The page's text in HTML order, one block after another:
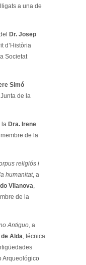
a una de
Dr. Josep
d’Història
Societat
Simó
de la
la Dra. Irene
de la
religiós i
humanitat, a
Vilanova
de la
Antiguo , a
Alda , técnica
Arqueológico